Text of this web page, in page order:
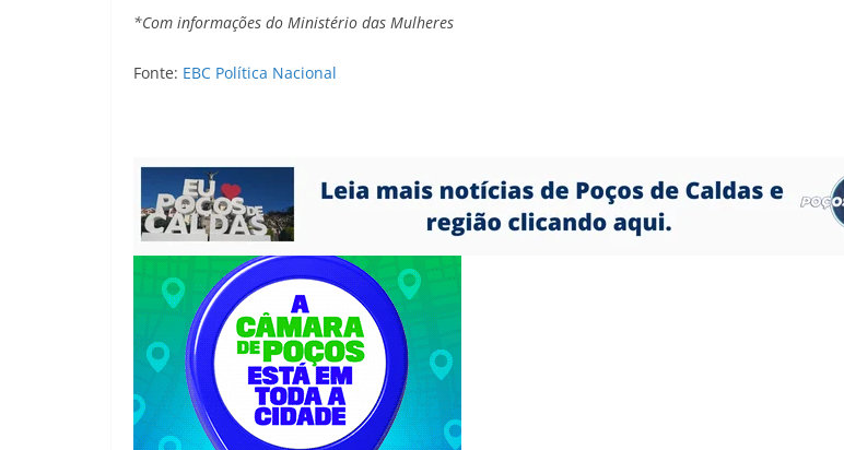
*Com informações do Ministério das Mulheres
Fonte: EBC Política Nacional